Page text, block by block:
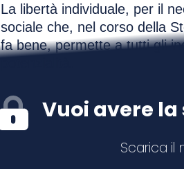
La libertà individuale, per il
sociale che, nel corso della
fa bene, permette a tutti gli
Vuoi avere
Scarica il